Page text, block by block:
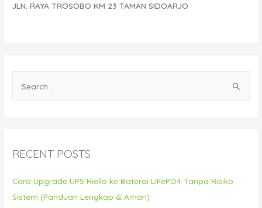
JLN. RAYA TROSOBO KM 23 TAMAN SIDOARJO
h
RECENT POSTS
Cara Upgrade UPS Riello ke Baterai LiFePO4 Tanpa Risiko
Sistem (Panduan Lengkap & Aman)